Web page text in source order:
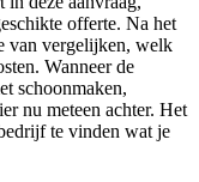
offerte. Na het
van vergelijken, welk
Wanneer de
schoonmaken,
nu meteen achter. Het
te vinden wat je